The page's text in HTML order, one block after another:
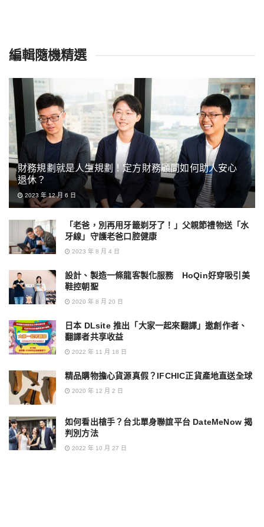
編輯隨機精選
財務規劃就是人生規劃！定方財務顧問如何助人安心
退休？
2023 年 12 月 6 日
「老爸，別再用牙籤剃牙了！」父親節禮物送「水
牙線」守護老爸口腔健康
2023 年 8 月 4 日
設計、製造一條龍客製化服務 HoQin好穿吸引美
鞋控朝聖
2020 年 8 月 20 日
日本 DLsite 推出「大家一起來翻譯」邀創作者、
翻譯者共享收益
2022 年 11 月 18 日
精品購物擔心貨源真假？IFCHIC正貨產地直送全球
2020 年 12 月 2 日
如何看出槍手？台北單身聯誼平台 DateMeNow 揭
判別方法
2022 年 10 月 27 日